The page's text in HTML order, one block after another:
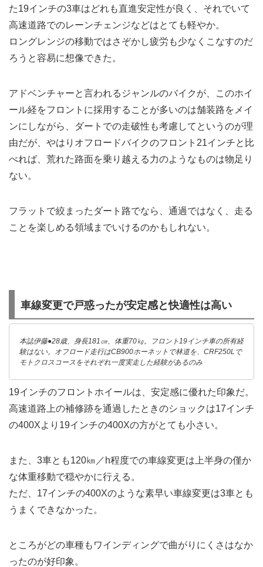
た19インチの3車はどれも直進安定性が良く、それでいて
高速道路でのレーンチェンジなどはとても軽やか。
ロングレンジの移動ではさぞかし疲労も少なくこなすのだ
ろうと容易に想像できた。
アドベンチャーと言われるジャンルのバイクが、このホイ
ール経をフロントに採用することが多いのは舗装路をメイ
ンにしながら、ダートでの走破性も考慮してというのが理
由だが、やはりオフロードバイクのフロント21インチと比
べれば、荒れた路面を乗り越える力のようなものは物足り
ない。
フラットで絞まったダート路でなら、通過ではなく、走る
ことを楽しめる領域までいけるのかもしれない。
車線変更で戸惑ったが安定感と快適性は高い
本誌伊藤●28歳、身長181㎝、体重70㎏。フロント19インチ車の所有経
験はない。オフロード走行はCB900ホーネットで林道を、CRF250Lで
モトクロスコースをそれぞれ一度実走した経験があるのみ
19インチのフロントホイールは、安定感に優れた印象だ。
高速道路上の補修跡を通過したときのショックは17インチ
の400Xより19インチの400Xの方がとても小さい。
また、3車とも120㎞／h程度での車線変更は上半身の僅か
な体重移動で穏やかに行える。
ただ、17インチの400Xのような素早い車線変更は3車とも
うまくできなかった。
ところがどの車種もワインディングで曲がりにくさはなか
ったのが好印象。